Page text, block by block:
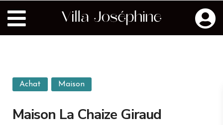
Achat Maison
Maison La Chaize Giraud